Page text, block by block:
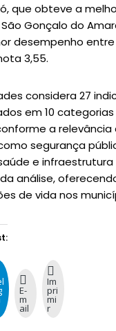
que obteve a
Gonçalo do
desempenho
3,55.
considera 27
em 10
a relevância
segurança
e infraestrutura
análise,
de vida nos
E-
m
ail
Im
pri
mi
r